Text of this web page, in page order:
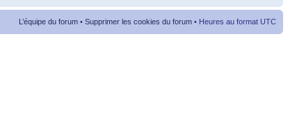
L’équipe du forum • Supprimer les cookies du forum • Heures au format UTC